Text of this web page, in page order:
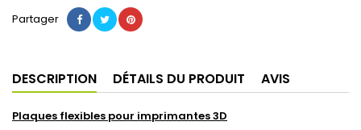
Partager
DESCRIPTION DÉTAILS DU PRODUIT AVIS
Plaques flexibles pour imprimantes 3D